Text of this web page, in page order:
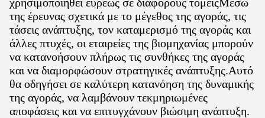
της έρευνας σχετικά με το μέγεθος της αγοράς, τις
τάσεις ανάπτυξης, τον καταμερισμό της αγοράς και
άλλες πτυχές, οι εταιρείες της βιομηχανίας μπορούν
να κατανοήσουν πλήρως τις συνθήκες της αγοράς
και να διαμορφώσουν στρατηγικές ανάπτυξης.Αυτό
θα οδηγήσει σε καλύτερη κατανόηση της δυναμικής
της αγοράς, να λαμβάνουν τεκμηριωμένες
αποφάσεις και να επιτυγχάνουν βιώσιμη ανάπτυξη.